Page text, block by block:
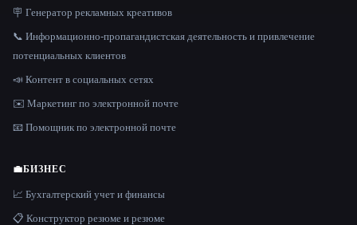
🪧 Генератор рекламных креативов
📞 Информационно-пропагандистская деятельность и привлечение
потенциальных клиентов
📣 Контент в социальных сетях
✉️ Маркетинг по электронной почте
📧 Помощник по электронной почте
💼БИЗНЕС
📈 Бухгалтерский учет и финансы
📋 Конструктор резюме и резюме